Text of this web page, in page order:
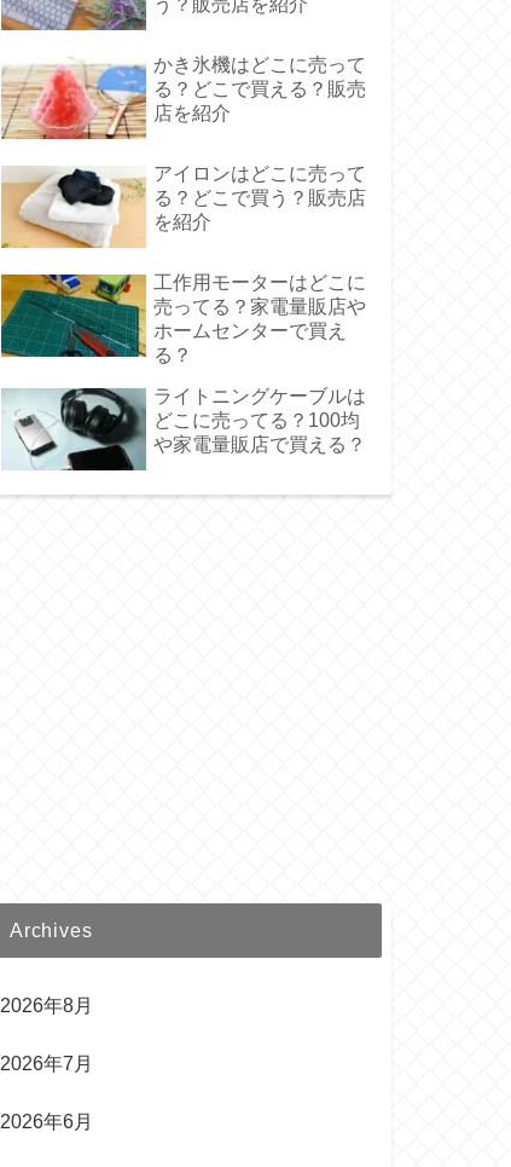
う？販売店を紹介
かき氷機はどこに売って
る？どこで買える？販売
店を紹介
アイロンはどこに売って
る？どこで買う？販売店
を紹介
工作用モーターはどこに
売ってる？家電量販店や
ホームセンターで買え
る？
ライトニングケーブルは
どこに売ってる？100均
や家電量販店で買える？
Archives
2026年8月
2026年7月
2026年6月